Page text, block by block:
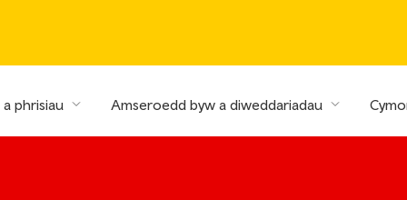
phrisiau Amseroedd byw a diweddariadau